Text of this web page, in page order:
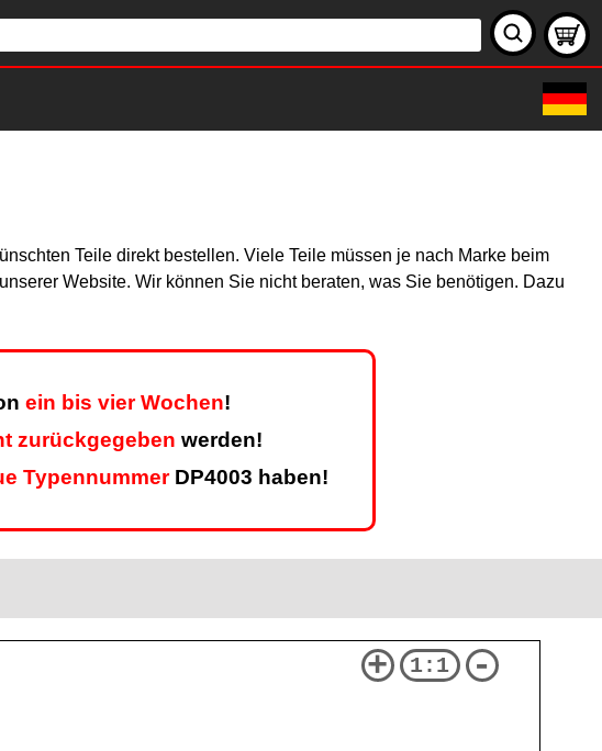
Teile direkt bestellen. Viele Teile müssen je nach Marke beim
Website. Wir können Sie nicht beraten, was Sie benötigen. Dazu
ein bis vier Wochen!
zurückgegeben werden!
TypennummerDP4003 haben!
+ 1:1 -